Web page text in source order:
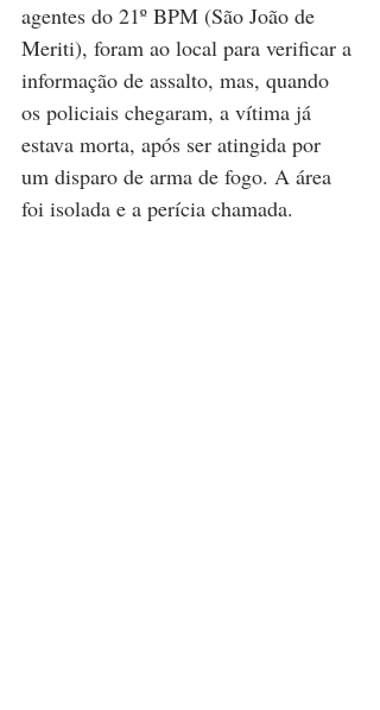
agentes do 21º BPM (São João de
Meriti), foram ao local para verificar a
informação de assalto, mas, quando
os policiais chegaram, a vítima já
estava morta, após ser atingida por
um disparo de arma de fogo. A área
foi isolada e a perícia chamada.